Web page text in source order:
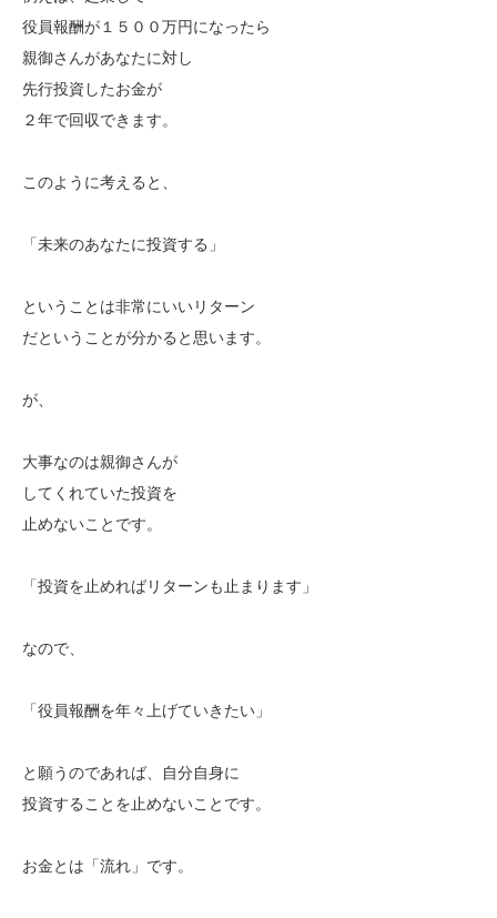
役員報酬が１５００万円になったら
親御さんがあなたに対し
先行投資したお金が
２年で回収できます。
このように考えると、
「未来のあなたに投資する」
ということは非常にいいリターン
だということが分かると思います。
が、
大事なのは親御さんが
してくれていた投資を
止めないことです。
「投資を止めればリターンも止まります」
なので、
「役員報酬を年々上げていきたい」
と願うのであれば、自分自身に
投資することを止めないことです。
お金とは「流れ」です。